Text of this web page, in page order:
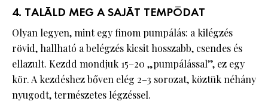
4. TALÁLD MEG A SAJÁT TEMPÓDAT
Olyan legyen, mint egy finom pumpálás: a kilégzés
rövid, hallható a belégzés kicsit hosszabb, csendes és
ellazult. Kezdd mondjuk 15–20 „pumpálással”, ez egy
kör. A kezdéshez bőven elég 2–3 sorozat, köztük néhány
nyugodt, természetes légzéssel.